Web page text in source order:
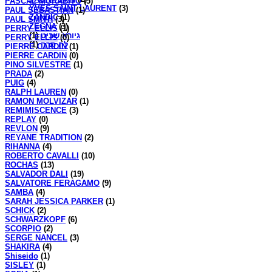
YVES SAINT LAURENT (3)
ZANDIC(1)
ZEGNA(3)
גיורא שביט(1)
לה סרה(1)
PAUL SEBASTIAN(1)
PAUL SMITH(3)
PERRY ELLIS (1)
PERRY ELLIS(0)
PIERRE CARDIN(1)
PIERRE CARDIN (0)
PINO SILVESTRE (1)
PRADA (2)
PUIG (4)
RALPH LAUREN (0)
RAMON MOLVIZAR (1)
REMIMISCENCE (3)
REPLAY (0)
REVLON (9)
REYANE TRADITION (2)
RIHANNA (4)
ROBERTO CAVALLI (10)
ROCHAS (13)
SALVADOR DALI (19)
SALVATORE FERAGAMO (9)
SAMBA (4)
SARAH JESSICA PARKER (1)
SCHICK (2)
SCHWARZKOPF (6)
SCORPIO (2)
SERGE NANCEL (3)
SHAKIRA (4)
Shiseido (1)
SISLEY (1)